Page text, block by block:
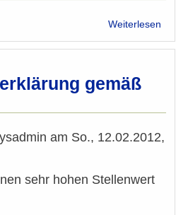
Weiterlesen
in
gemäß
am So., 12.02.2012,
sehr hohen Stellenwert